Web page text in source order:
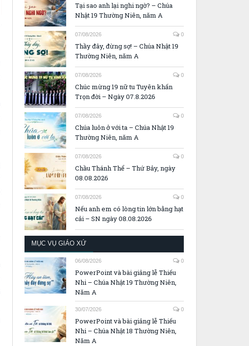
Tại sao anh lại nghi ngờ? – Chúa
Nhật 19 Thường Niên, năm A
07/08/2026 0
Thầy đây, đừng sợ! – Chúa Nhật 19
Thường Niên, năm A
07/08/2026 0
Chúc mừng 19 nữ tu Tuyên khấn
Trọn đời – Ngày 07.8.2026
07/08/2026 0
Chúa luôn ở với ta – Chúa Nhật 19
Thường Niên, năm A
07/08/2026 0
Chầu Thánh Thể – Thứ Bảy, ngày
08.08.2026
07/08/2026 0
Nếu anh em có lòng tin lớn bằng hạt
cải – SN ngày 08.08.2026
MỤC VỤ GIÁO XỨ
06/08/2026 0
PowerPoint và bài giảng lễ Thiếu
Nhi – Chúa Nhật 19 Thường Niên,
Năm A
30/07/2026 0
PowerPoint và bài giảng lễ Thiếu
Nhi – Chúa Nhật 18 Thường Niên,
Năm A